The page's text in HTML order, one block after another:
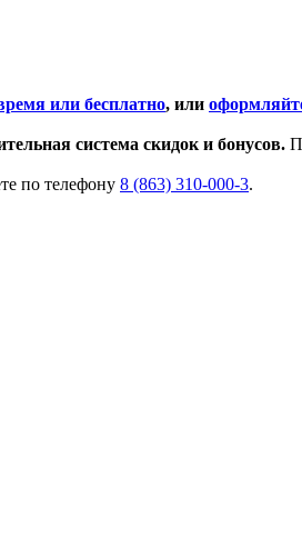
или бесплатно, или
система скидок и бонусов.
по телефону 8 (863) 310-000-3.